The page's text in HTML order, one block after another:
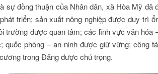
sự đồng thuận của Nhân dân, xã Hòa Mỹ
triển; sản xuất nông nghiệp được duy trì
trường được quan tâm; các lĩnh vực văn hóa
quốc phòng – an ninh được giữ vững; công
trong Đảng được chú trọng.